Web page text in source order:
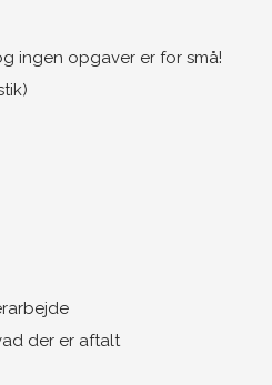
ingen opgaver er for små!
der er aftalt